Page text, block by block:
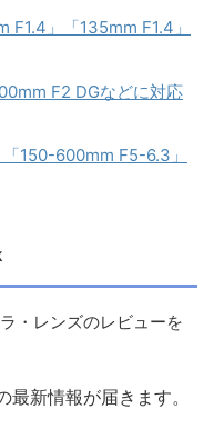
F1.4」「135mm F1.4」
F2 DGなどに対応
150-600mm F5-6.3」
・レンズのレビューを
新情報が届きます。